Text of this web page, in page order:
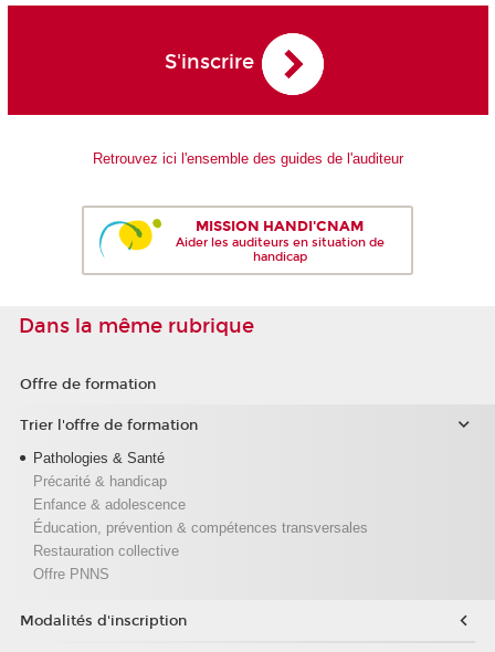
S'inscrire
Retrouvez ici l'ensemble des guides de l'auditeur
MISSION HANDI'CNAM
Aider les auditeurs en situation de
handicap
Dans la même rubrique
Offre de formation
Trier l'offre de formation
Pathologies & Santé
Précarité & handicap
Enfance & adolescence
Éducation, prévention & compétences transversales
Restauration collective
Offre PNNS
Modalités d'inscription